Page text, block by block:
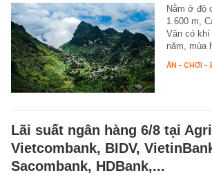
Nằm ở độ
1.600 m,
Văn có khí
năm, mùa
ĂN - CHƠI -
Lãi suất ngân hàng 6/8 tại
Vietcombank, BIDV,
Sacombank, HDBank,...